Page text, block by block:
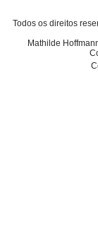
Todos os direitos
Mathilde